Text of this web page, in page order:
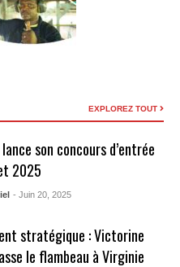
EXPLOREZ TOUT
lance son concours d’entrée
2025
- Juin 20, 2025
stratégique : Victorine
le flambeau à Virginie